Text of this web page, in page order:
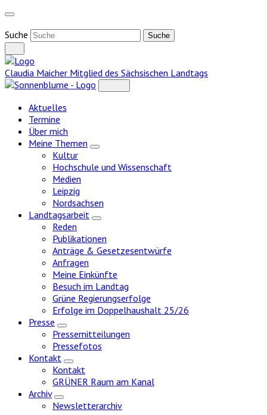
Weiter
Inhalt
Suche
Claudia Maicher Mitglied des Sächsischen Landtags
Aktuelles
Termine
Über mich
Meine Themen
Zeige
Kultur
Hochschule und Wissenschaft
Medien
Leipzig
Nordsachsen
Landtagsarbeit
Zeige
Reden
Publikationen
Anträge & Gesetzesentwürfe
Anfragen
Meine Einkünfte
Besuch im Landtag
Grüne Regierungserfolge
Erfolge im Doppelhaushalt 25/26
Presse
Zeige
Untermenü
Pressemitteilungen
Pressefotos
Kontakt
Zeige
Untermenü
Kontakt
GRÜNER Raum am Kanal
Archiv
Zeige
Untermenü
Newsletterarchiv